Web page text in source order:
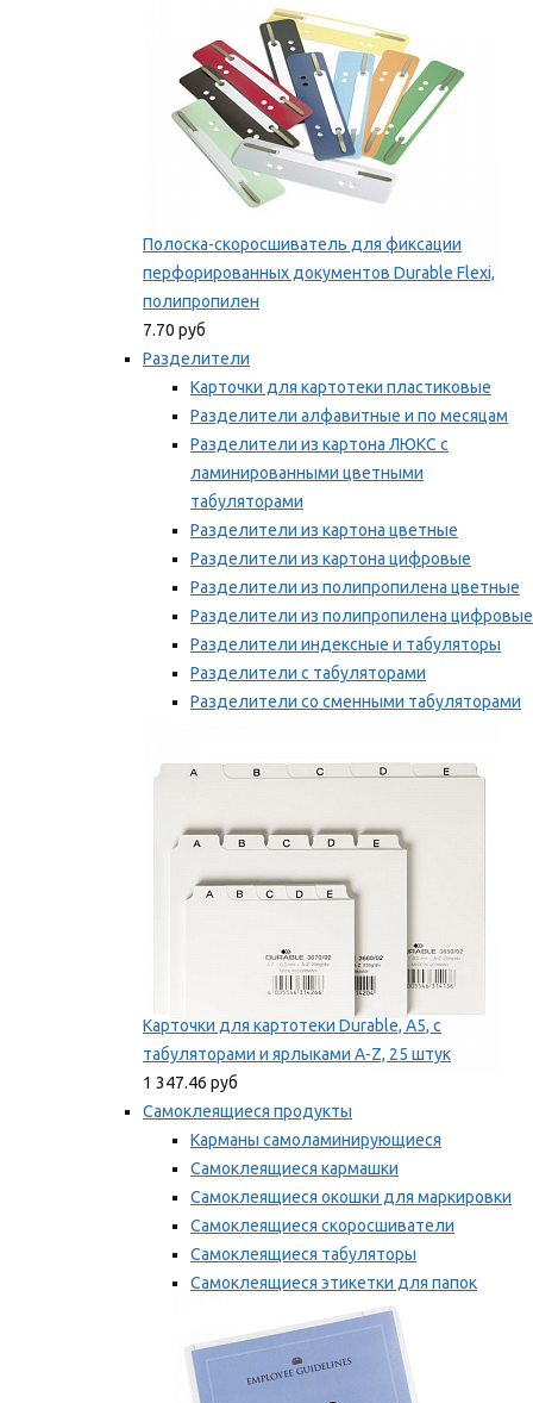
Полоска-скоросшиватель для фиксации
перфорированных документов Durable Flexi,
полипропилен
7.70 руб
Разделители
Карточки для картотеки пластиковые
Разделители алфавитные и по месяцам
Разделители из картона ЛЮКС с
ламинированными цветными
табуляторами
Разделители из картона цветные
Разделители из картона цифровые
Разделители из полипропилена цветные
Разделители из полипропилена цифровые
Разделители индексные и табуляторы
Разделители с табуляторами
Разделители со сменными табуляторами
Карточки для картотеки Durable, A5, с
табуляторами и ярлыками A-Z, 25 штук
1 347.46 руб
Самоклеящиеся продукты
Карманы самоламинирующиеся
Самоклеящиеся кармашки
Самоклеящиеся окошки для маркировки
Самоклеящиеся скоросшиватели
Самоклеящиеся табуляторы
Самоклеящиеся этикетки для папок
Таблички для маркировки
Мы рекомендуем